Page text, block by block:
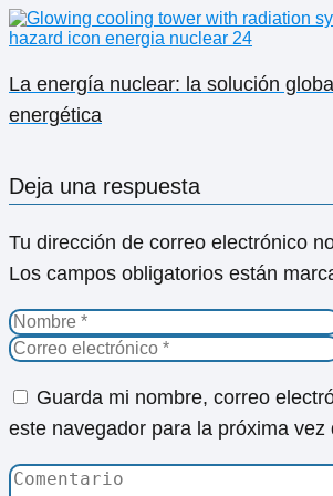
La energía nuclear: la solución
energética
Deja una respuesta
Tu dirección de correo electrónico
Los campos obligatorios están
Guarda mi nombre, correo
este navegador para la próxima vez